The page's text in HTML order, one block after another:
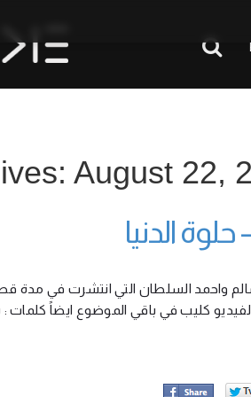
August 22,
الدنيا
واحمد السلطان التي انتشرت في مدة
كليب في باقي الموضوع ايضاً كلمات